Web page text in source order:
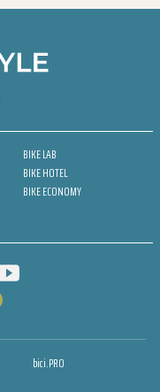
BIKE LAB
BIKE HOTEL
BIKE ECONOMY
bici.PRO